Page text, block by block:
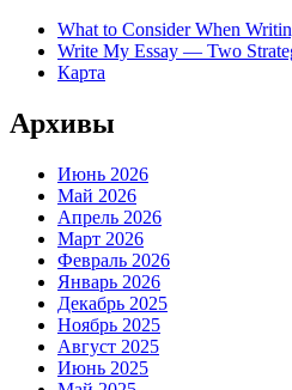
What to Consider When
Write My Essay — Two
Карта
Архивы
Июнь 2026
Май 2026
Апрель 2026
Март 2026
Февраль 2026
Январь 2026
Декабрь 2025
Ноябрь 2025
Август 2025
Июнь 2025